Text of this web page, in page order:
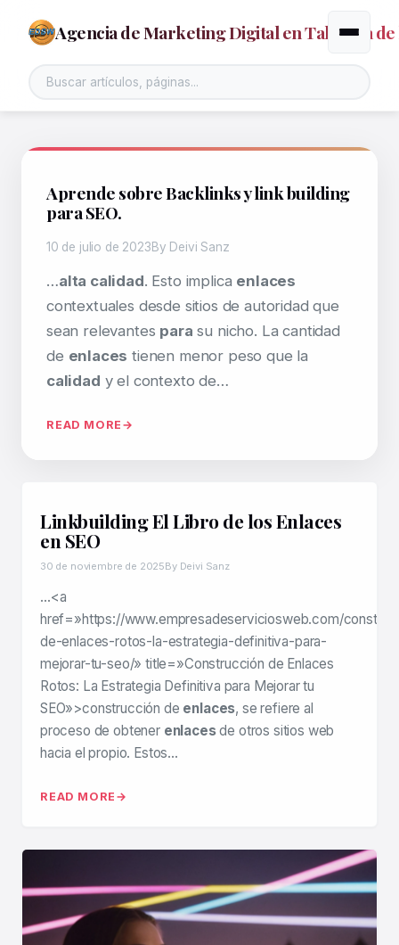
Agencia de Marketing Digital en Talavera de
Alternar
Aprende sobre Backlinks y link building
para SEO.
10 de julio de 2023By Deivi Sanz
…alta calidad. Esto implica enlaces
contextuales desde sitios de autoridad que
sean relevantes para su nicho. La cantidad
de enlaces tienen menor peso que la
calidad y el contexto de…
READ MORE
Linkbuilding El Libro de los Enlaces
en SEO
30 de noviembre de 2025By Deivi Sanz
…<a
href=»https://www.empresadeserviciosweb.com/
de-enlaces-rotos-la-estrategia-definitiva-para-
mejorar-tu-seo/» title=»Construcción de Enlaces
Rotos: La Estrategia Definitiva para Mejorar tu
SEO»>construcción de enlaces, se refiere al
proceso de obtener enlacesde otros sitios web
hacia el propio. Estos…
READ MORE